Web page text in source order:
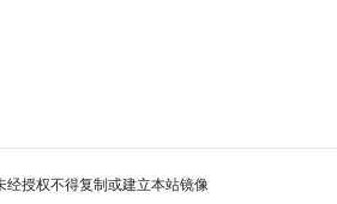
经授权不得复制或建立本站镜像